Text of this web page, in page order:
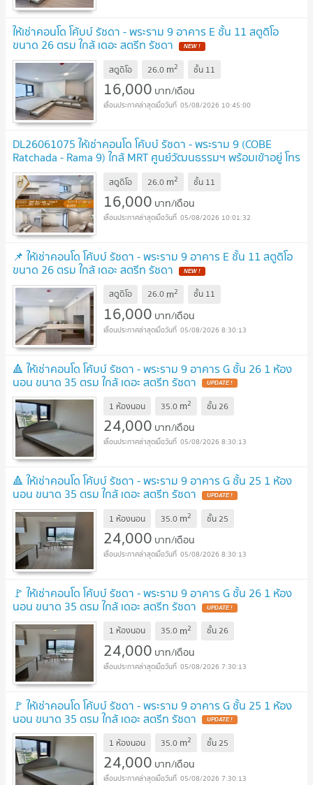
ให้เช่าคอนโด โค้บบ์ รัชดา - พระราม 9 อาคาร E ชั้น 11 สตูดิโอ
ขนาด 26 ตรม ใกล้ เดอะ สตรีท รัชดา
สตูดิโอ 26.0 m2 ชั้น 11
16,000 บาท/เดือน
05/08/2026 10:45:00
DL26061075 ให้เช่าคอนโด โค้บบ์ รัชดา - พระราม 9 (COBE
Ratchada - Rama 9) ใกล้ MRT ศูนย์วัฒนธรรมฯ พร้อมเข้าอยู่ โทร
ด่วน 0653619502 LineID @952jdxxk
สตูดิโอ 26.0 m2 ชั้น 11
16,000 บาท/เดือน
05/08/2026 10:01:32
📌 ให้เช่าคอนโด โค้บบ์ รัชดา - พระราม 9 อาคาร E ชั้น 11 สตูดิโอ
ขนาด 26 ตรม ใกล้ เดอะ สตรีท รัชดา
สตูดิโอ 26.0 m2 ชั้น 11
16,000 บาท/เดือน
05/08/2026 8:30:13
🔺 ให้เช่าคอนโด โค้บบ์ รัชดา - พระราม 9 อาคาร G ชั้น 26 1 ห้อง
นอน ขนาด 35 ตรม ใกล้ เดอะ สตรีท รัชดา
1 ห้องนอน 35.0 m2 ชั้น26
24,000 บาท/เดือน
05/08/2026 8:30:13
🔺 ให้เช่าคอนโด โค้บบ์ รัชดา - พระราม 9 อาคาร G ชั้น 25 1 ห้อง
นอน ขนาด 35 ตรม ใกล้ เดอะ สตรีท รัชดา
1 ห้องนอน 35.0 m2 ชั้น25
24,000 บาท/เดือน
05/08/2026 8:30:13
🚩 ให้เช่าคอนโด โค้บบ์ รัชดา - พระราม 9 อาคาร G ชั้น 26 1 ห้อง
นอน ขนาด 35 ตรม ใกล้ เดอะ สตรีท รัชดา
1 ห้องนอน 35.0 m2 ชั้น26
24,000 บาท/เดือน
05/08/2026 7:30:13
🚩 ให้เช่าคอนโด โค้บบ์ รัชดา - พระราม 9 อาคาร G ชั้น 25 1 ห้อง
นอน ขนาด 35 ตรม ใกล้ เดอะ สตรีท รัชดา
1 ห้องนอน 35.0 m2 ชั้น25
24,000 บาท/เดือน
05/08/2026 7:30:13